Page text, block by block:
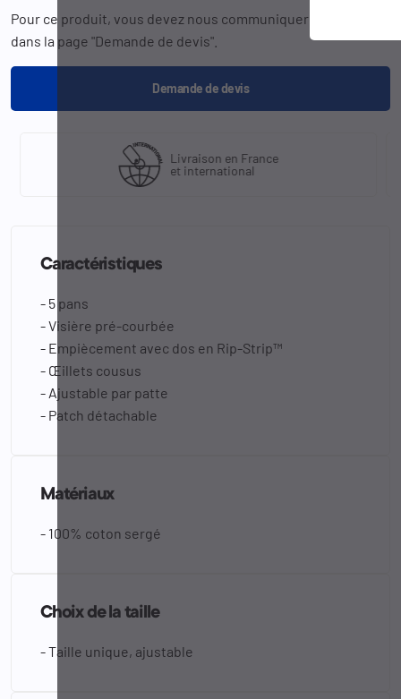
Pour ce produit, vous devez nous communiquer la
dans la page "Demande de devis".
Demande de devis
Livraison en France
et international
Caractéristiques
- 5 pans
- Visière pré-courbée
- Empiècement avec dos en Rip-Strip™
- Œillets cousus
- Ajustable par patte
- Patch détachable
Matériaux
- 100% coton sergé
Choix de la taille
- Taille unique, ajustable